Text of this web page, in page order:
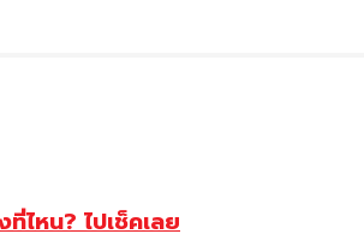
ไหน? ไปเช็คเลย